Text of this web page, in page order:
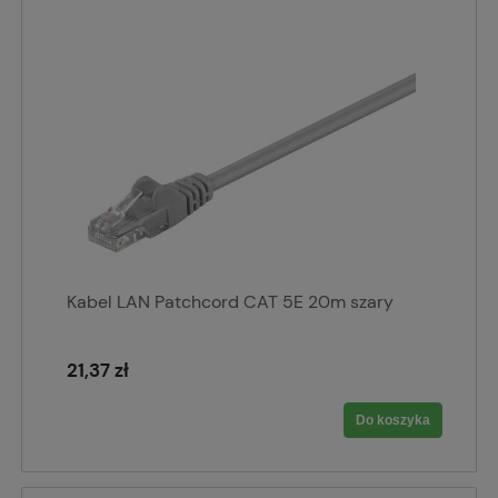
Kabel LAN Patchcord CAT 5E 20m szary
21,37 zł
Do koszyka